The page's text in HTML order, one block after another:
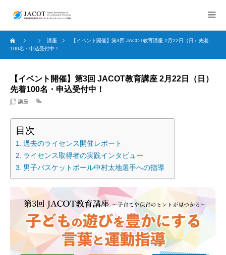
講座
【イベント開催】第3回 JACOT教育講座 2月22日（日）先着
100名・申込受付中！
【イベント開催】第3回 JACOT教育講座 2月22日（日）
先着100名・申込受付中！
講座
目次
過去のライセンス開催レポート
ライセンス取得者の実践インタビュー
男子バスケットボール中村太地選手への指導